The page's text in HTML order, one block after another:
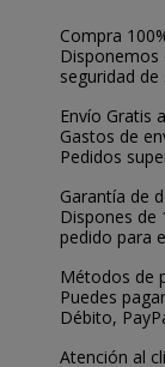
Compra
Disponemos
seguridad
Envío Gratis
Gastos de
Pedidos
Garantía de
Dispones de
pedido para
Métodos de
Puedes
Débito,
Atención al